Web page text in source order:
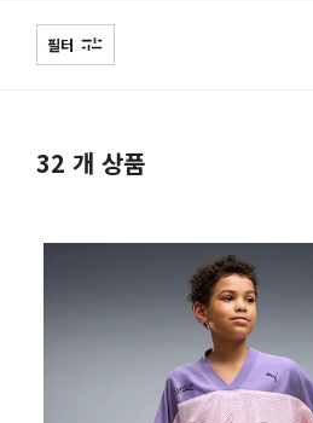
필터
32 개 상품